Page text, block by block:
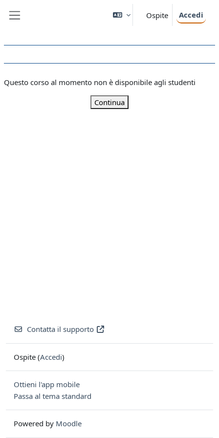
Ospite Accedi
Questo corso al momento non è disponibile agli studenti
Continua
Contatta il supporto
Ospite (Accedi)
Ottieni l'app mobile
Passa al tema standard
Powered by Moodle